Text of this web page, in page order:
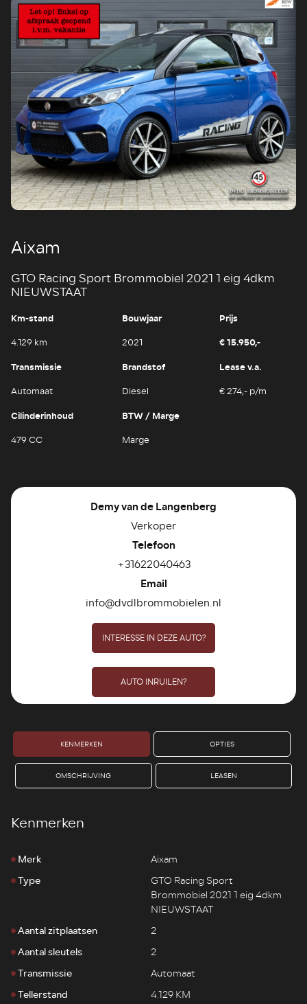
Aixam
GTO Racing Sport Brommobiel 2021 1 eig 4dkm
NIEUWSTAAT
Km-stand
4.129 km
Bouwjaar
2021
Prijs
€ 15.950,-
Transmissie
Automaat
Brandstof
Diesel
Lease v.a.
€ 274,- p/m
Cilinderinhoud
479 CC
BTW / Marge
Marge
Demy van de Langenberg
Verkoper
Telefoon
+31622040463
Email
info@dvdlbrommobielen.nl
INTERESSE IN DEZE AUTO?
AUTO INRUILEN?
KENMERKEN OPTIES
OMSCHRIJVING LEASEN
Kenmerken
Merk
Aixam
Type
GTO Racing Sport
Brommobiel 2021 1 eig 4dkm
NIEUWSTAAT
Aantal zitplaatsen
2
Aantal sleutels
2
Transmissie
Automaat
Tellerstand
4.129 KM